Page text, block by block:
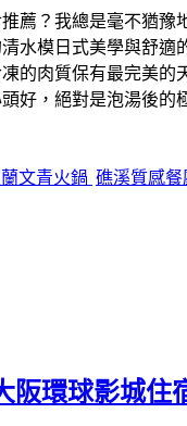
薦？我總是毫不猶豫
水模日式美學與舒
的肉質保有最完美的
好，絕對是泡湯後的
文青火鍋 礁溪質感餐
阪環球影城